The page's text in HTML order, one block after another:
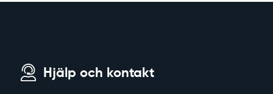
Hjälp och kontakt